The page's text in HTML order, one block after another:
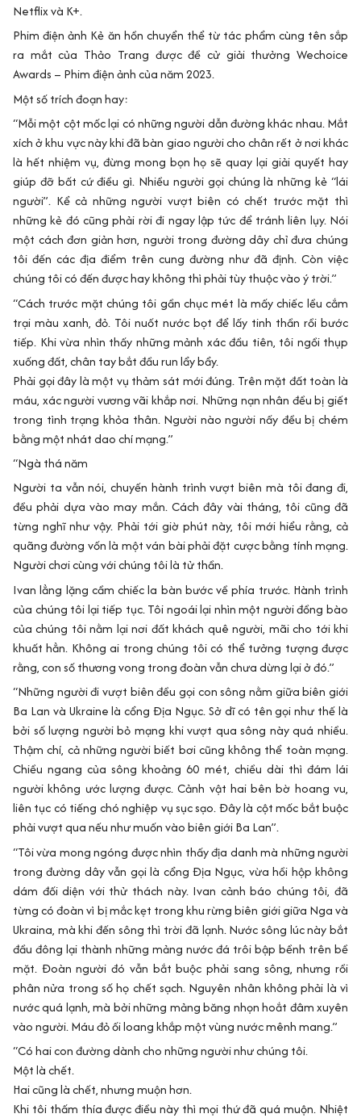
Netflix và K+.
Phim điện ảnh Kẻ ăn hồn chuyển thể từ tác phẩm cùng tên sắp
ra mắt của Thảo Trang được đề cử giải thưởng Wechoice
Awards – Phim điện ảnh của năm 2023.
Một số trích đoạn hay:
“Mỗi một cột mốc lại có những người dẫn đường khác nhau. Mắt
xích ở khu vực này khi đã bàn giao người cho chân rết ở nơi khác
là hết nhiệm vụ, đừng mong bọn họ sẽ quay lại giải quyết hay
giúp đỡ bất cứ điều gì. Nhiều người gọi chúng là những kẻ “lái
người”. Kể cả những người vượt biên có chết trước mặt thì
những kẻ đó cũng phải rời đi ngay lập tức để tránh liên lụy. Nói
một cách đơn giản hơn, người trong đường dây chỉ đưa chúng
tôi đến các địa điểm trên cung đường như đã định. Còn việc
chúng tôi có đến được hay không thì phải tùy thuộc vào ý trời.”
“Cách trước mặt chúng tôi gần chục mét là mấy chiếc lều cắm
trại màu xanh, đỏ. Tôi nuốt nước bọt để lấy tinh thần rồi bước
tiếp. Khi vừa nhìn thấy những mảnh xác đầu tiên, tôi ngồi thụp
xuống đất, chân tay bắt đầu run lẩy bẩy.
Phải gọi đây là một vụ thảm sát mới đúng. Trên mặt đất toàn là
máu, xác người vương vãi khắp nơi. Những nạn nhân đều bị giết
trong tình trạng khỏa thân. Người nào người nấy đều bị chém
bằng một nhát dao chí mạng.”
“Ngà thá năm
Người ta vẫn nói, chuyến hành trình vượt biên mà tôi đang đi,
đều phải dựa vào may mắn. Cách đây vài tháng, tôi cũng đã
từng nghĩ như vậy. Phải tới giờ phút này, tôi mới hiểu rằng, cả
quãng đường vốn là một ván bài phải đặt cược bằng tính mạng.
Người chơi cùng với chúng tôi là tử thần.
Ivan lẳng lặng cầm chiếc la bàn bước về phía trước. Hành trình
của chúng tôi lại tiếp tục. Tôi ngoái lại nhìn một người đồng bào
của chúng tôi nằm lại nơi đất khách quê người, mãi cho tới khi
khuất hẳn. Không ai trong chúng tôi có thể tưởng tượng được
rằng, con số thương vong trong đoàn vẫn chưa dừng lại ở đó.”
“Những người đi vượt biên đều gọi con sông nằm giữa biên giới
Ba Lan và Ukraine là cổng Địa Ngục. Sở dĩ có tên gọi như thế là
bởi số lượng người bỏ mạng khi vượt qua sông này quá nhiều.
Thậm chí, cả những người biết bơi cũng không thể toàn mạng.
Chiều ngang của sông khoảng 60 mét, chiều dài thì đám lái
người không ước lượng được. Cảnh vật hai bên bờ hoang vu,
liên tục có tiếng chó nghiệp vụ sục sạo. Đây là cột mốc bắt buộc
phải vượt qua nếu như muốn vào biên giới Ba Lan”.
“Tôi vừa mong ngóng được nhìn thấy địa danh mà những người
trong đường dây vẫn gọi là cổng Địa Ngục, vừa hồi hộp không
dám đối diện với thử thách này. Ivan cảnh báo chúng tôi, đã
từng có đoàn vì bị mắc kẹt trong khu rừng biên giới giữa Nga và
Ukraina, mà khi đến sông thì trời đã lạnh. Nước sông lúc này bắt
đầu đông lại thành những mảng nước đá trôi bập bềnh trên bề
mặt. Đoàn người đó vẫn bắt buộc phải sang sông, nhưng rồi
phân nửa trong số họ chết sạch. Nguyên nhân không phải là vì
nước quá lạnh, mà bởi những mảng băng nhọn hoắt đâm xuyên
vào người. Máu đỏ ối loang khắp một vùng nước mênh mang.”
“Có hai con đường dành cho những người như chúng tôi.
Một là chết.
Hai cũng là chết, nhưng muộn hơn.
Khi tôi thấm thía được điều này thì mọi thứ đã quá muộn. Nhiệt